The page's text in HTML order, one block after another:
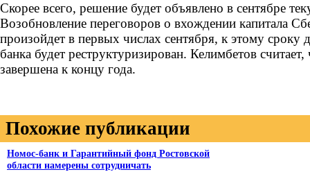
Скорее всего, решение будет объявлено в сентябре
Возобновление переговоров о вхождении капитала
произойдет в первых числах сентября, к этому сроку
банка будет реструктуризирован. Келимбетов считает,
завершена к концу года.
Похожие публикации
Номос-банк и Гарантийный фонд Ростовской
области намерены сотрудничать